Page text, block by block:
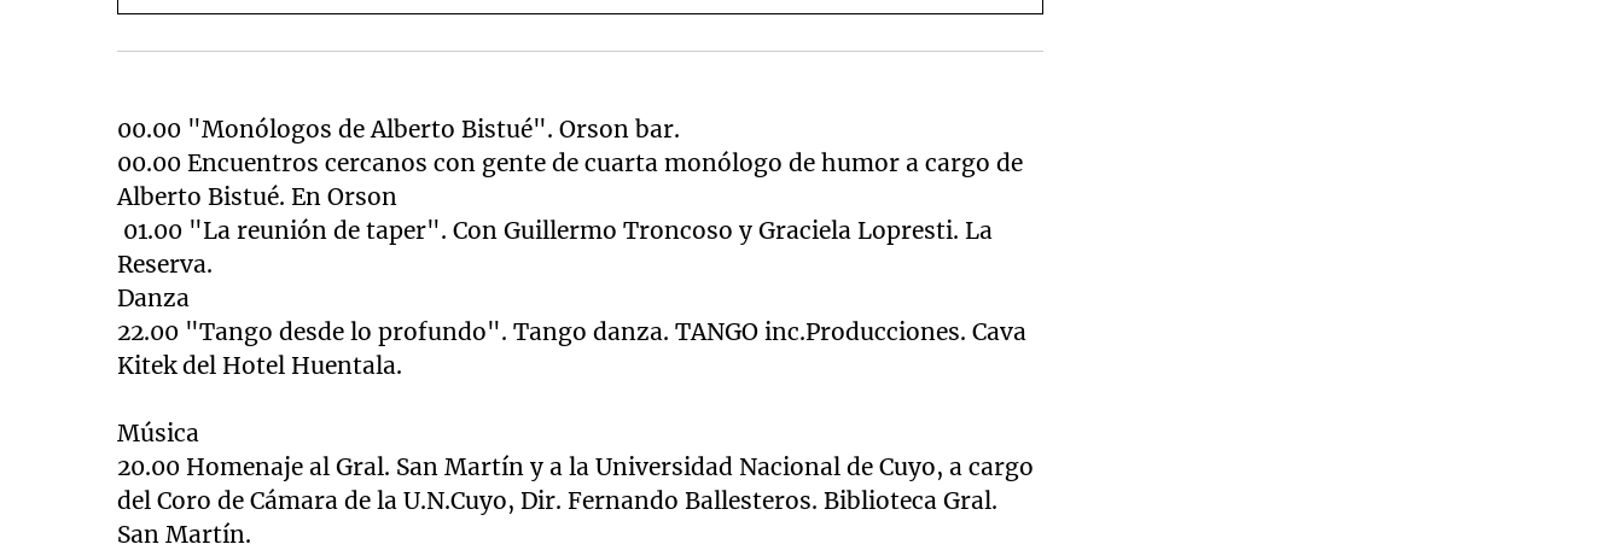
00.00 "Monólogos de Alberto Bistué". Orson bar.
00.00 Encuentros cercanos con gente de cuarta monólogo de humor a cargo de
Alberto Bistué. En Orson
01.00 "La reunión de taper". Con Guillermo Troncoso y Graciela Lopresti. La
Reserva.
Danza
22.00 "Tango desde lo profundo". Tango danza. TANGO inc.Producciones. Cava
Kitek del Hotel Huentala.
Música
20.00 Homenaje al Gral. San Martín y ala Universidad Nacional de Cuyo, a cargo
del Coro de Cámara dela U.N.Cuyo, Dir. Fernando Ballesteros. Biblioteca Gral.
San Martín.